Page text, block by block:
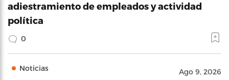
adiestramiento de empleados y actividad
política
0
Noticias Ago 9, 2026